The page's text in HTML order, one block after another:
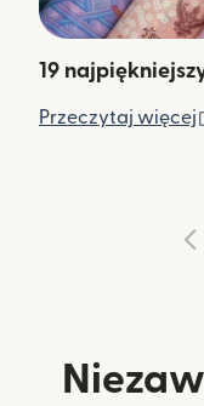
19
Przeczytaj więcej